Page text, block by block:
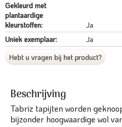
Gekleurd met
plantaardige
kleurstoffen:
Ja
Uniek exemplaar:
Ja
Hebt u vragen bij het product?
Beschrijving
Tabriz tapijten worden
bijzonder hoogwaardige wol